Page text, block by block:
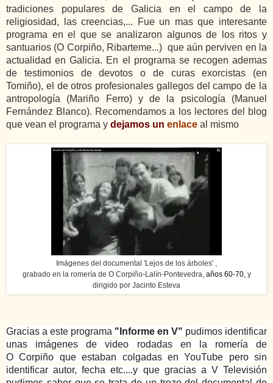
tradiciones populares de Galicia en el campo de la
religiosidad, las creencias,... Fue un mas que interesante
programa en el que se analizaron algunos de los ritos y
santuarios (O Corpiño, Ribarteme...) que aún perviven en la
actualidad en Galicia. En el programa se recogen ademas
de testimonios de devotos o de curas exorcistas (en
Tomiño), el de otros profesionales gallegos del campo de la
antropología (Mariño Ferro) y de la psicología (Manuel
Fernández Blanco). Recomendamos a los lectores del blog
que vean el programa y dejamos un enlace al mismo
Imágenes del documental 'Lejos de los árboles' ,
grabado en la romería de O Corpiño-Lalín-Pontevedra , años 60-70, y
dirigido por Jacinto Esteva
Gracias a este programa "Informe en V" pudimos identificar
unas imágenes de video rodadas en la romería de
OCorpiño que estaban colgadas en YouTube pero sin
identificar autor, fecha etc....y que gracias a V Televisión